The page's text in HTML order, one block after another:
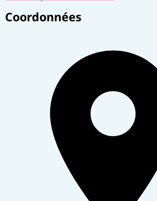
Coordonnées